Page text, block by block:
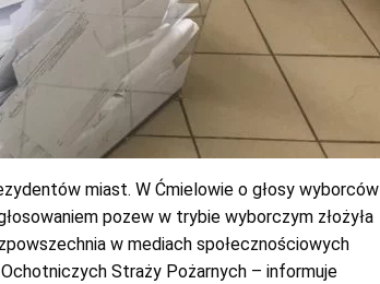
miast. W Ćmielowie o głosy wyborców
pozew w trybie wyborczym złożyła
w mediach społecznościowych
Straży Pożarnych – informuje